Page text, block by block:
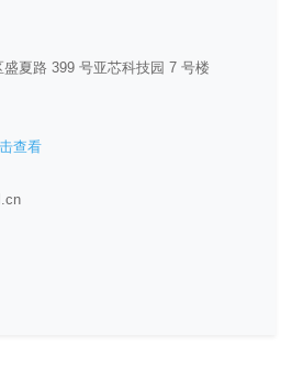
夏路 399 号亚芯科技园 7 号楼
查看